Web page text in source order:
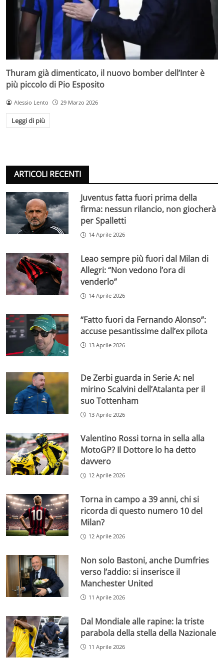
Thuram già dimenticato, il nuovo bomber dell’Inter è
più piccolo di Pio Esposito
Alessio Lento 29 Marzo 2026
Leggi di più
ARTICOLI RECENTI
Juventus fatta fuori prima della
firma: nessun rilancio, non giocherà
per Spalletti
14 Aprile 2026
Leao sempre più fuori dal Milan di
Allegri: “Non vedono l’ora di
venderlo”
14 Aprile 2026
“Fatto fuori da Fernando Alonso”:
accuse pesantissime dall’ex pilota
13 Aprile 2026
De Zerbi guarda in Serie A: nel
mirino Scalvini dell’Atalanta per il
suo Tottenham
13 Aprile 2026
Valentino Rossi torna in sella alla
MotoGP? Il Dottore lo ha detto
davvero
12 Aprile 2026
Torna in campo a 39 anni, chi si
ricorda di questo numero 10 del
Milan?
12 Aprile 2026
Non solo Bastoni, anche Dumfries
verso l’addio: si inserisce il
Manchester United
11 Aprile 2026
Dal Mondiale alle rapine: la triste
parabola della stella della Nazionale
11 Aprile 2026